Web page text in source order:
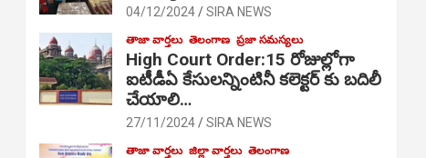
04/12/2024 SIRA NEWS
తాజా వార్తలు తెలంగాణ ప్రజా సమస్యలు
High Court Order:15 రోజుల్లోగా
ఐటీడీఏ కేసులన్నింటినీ కలెక్టర్ కు బదిలీ
చేయాలి…
27/11/2024 SIRA NEWS
తాజా వార్తలు జిల్లా వార్తలు తెలంగాణ